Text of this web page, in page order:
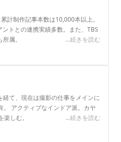
計制作記事本数は10,000本以上。
トとの連携実績多数。また、TBS
属。
...続きを読む
て、現在は撮影の仕事をメインに
。 アクティブなインドア派。カヤ
しむ。
...続きを読む